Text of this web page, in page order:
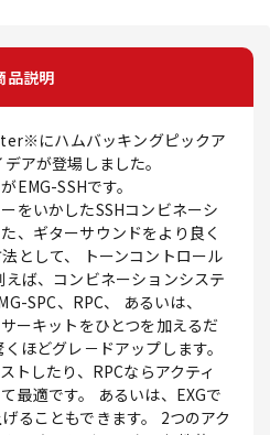
品説明
にハムバッキングピックア
アが登場しました。
EMG-SSHです。
をいかしたSSHコンビネーシ
、ギターサウンドをより良く
として、 トーンコントロール
ば、コンビネーションシステ
SPC、RPC、 あるいは、
ーキットをひとつを加えるだ
ほどグレ－ドアップします。
トしたり、RPCならアクティ
最適です。 あるいは、EXGで
ることもできます。 2つのアク